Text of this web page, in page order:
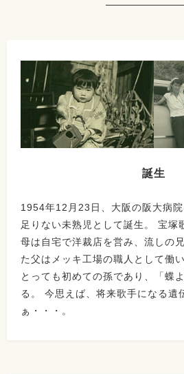
誕生
1954年12月23日、大阪の阪大病
足りない未熟児として誕生。 宝塚
母は自宅で洋裁店を営み、流しの
た父はメッキ工場の職人として働
とっても初めての孫であり、「蝶
る。 今思えば、将来歌手になる遺
ぁ・・・。